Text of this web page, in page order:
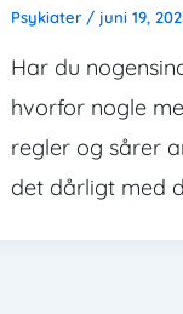
Psykiater / juni 19,
Har du
hvorfor nogle
regler og sårer
det dårligt med